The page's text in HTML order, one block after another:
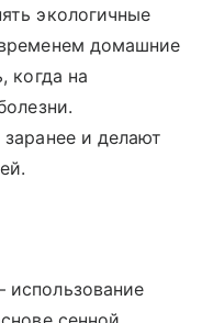
экологичные
домашние
когда на
и делают